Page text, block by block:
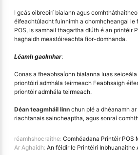
I gcás oibreoirí bialann agus
éifeachtúlacht fuinnimh a chomhcheangal le
POS, is samhail thagartha dlúth é an printéir
haghaidh meastóireachta fíor-domhanda.
Léamh gaolmhar:
Conas a fheabhsaíonn bialanna luas
priontóirí admhála teirmeach Feabhsaigh
priontóir admhála teirmeach.
Déan teagmháil linn chun plé a dhéanamh
riachtanais saincheaptha, agus sonraí
réamhshocraithe: Comhéadana Printéir POS Mhínigthe: USB vs
Ar Aghaidh: An féidir le Printéirí Inbhuanaithe A4 Páipéar